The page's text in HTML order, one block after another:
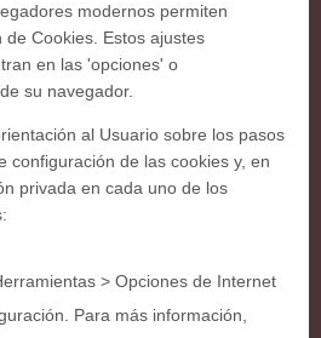
modernos permiten
Cookies. Estos ajustes
en las 'opciones' o
su navegador.
al Usuario sobre los pasos
configuración de las cookies y, en
privada en cada uno de los
> Opciones de Internet
Para más información,